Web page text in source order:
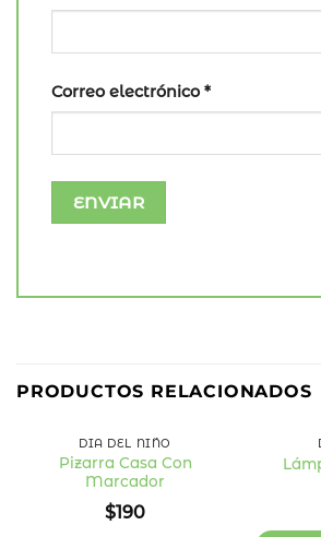
Correo electrónico *
PRODUCTOS RELACIONADOS
DÍA DEL NIÑO
Pizarra Casa Con
Marcador
$190